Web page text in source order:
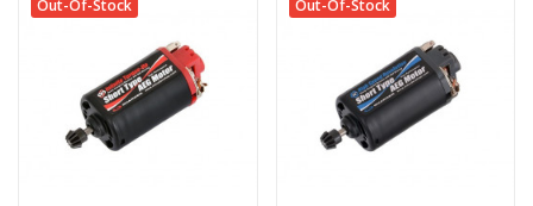
Out-Of-Stock Out-Of-Stock